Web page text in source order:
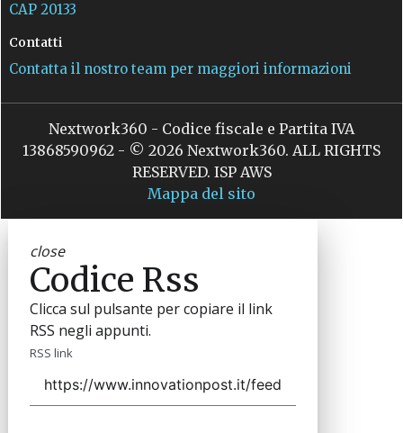
CAP 20133
Contatti
Contatta il nostro team per maggiori informazioni
Nextwork360 - Codice fiscale e Partita IVA
13868590962 - © 2026 Nextwork360. ALL RIGHTS
RESERVED. ISP AWS
Mappa del sito
close
Codice Rss
Clicca sul pulsante per copiare il link
RSS negli appunti.
RSS link